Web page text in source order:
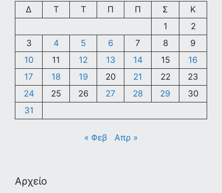
Δ
Τ Τ Π Π Σ
Κ
1
2
3
4 5 6 7 8
9
10
11 12 13 14 15
16
17
18 19 20 21 22
23
24
25 26 27 28 29
30
31
« Φεβ Απρ »
Αρχείο